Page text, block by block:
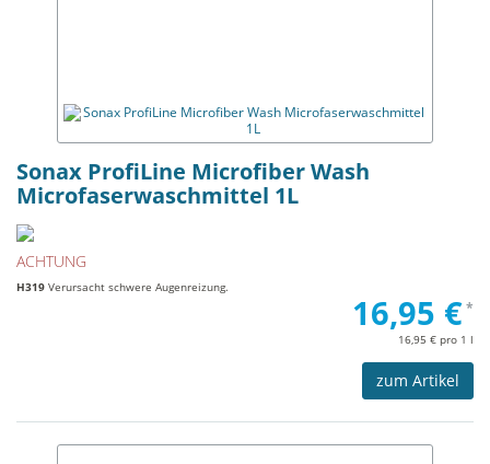
Sonax ProfiLine Microfiber Wash
Microfaserwaschmittel 1L
ACHTUNG
H319 Verursacht schwere Augenreizung.
16,95 €*
16,95 € pro 1 l
zum Artikel